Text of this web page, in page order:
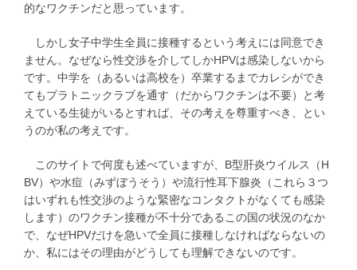
的なワクチンだと思っています。
しかし女子中学生全員に接種するという考えには同意でき
ません。なぜなら性交渉を介してしかHPVは感染しないから
です。中学を（あるいは高校を）卒業するまでカレシができ
てもプラトニックラブを通す（だからワクチンは不要）と考
えている生徒がいるとすれば、その考えを尊重すべき、とい
うのが私の考えです。
このサイトで何度も述べていますが、B型肝炎ウイルス（H
BV）や水痘（みずぼうそう）や流行性耳下腺炎（これら３つ
はいずれも性交渉のような緊密なコンタクトがなくても感染
します）のワクチン接種が不十分であるこの国の状況のなか
で、なぜHPVだけを急いで全員に接種しなければならないの
か、私にはその理由がどうしても理解できないのです。